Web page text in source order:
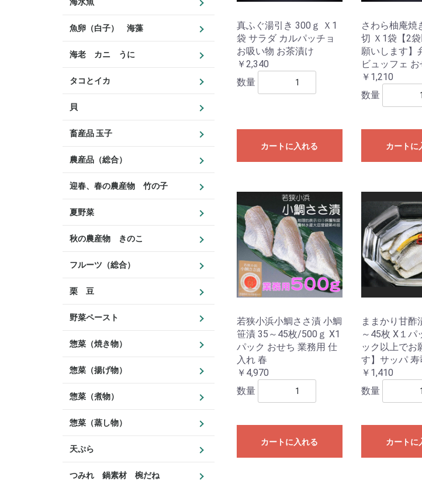
魚卵（白子） 海藻
海老 カニ うに
タコとイカ
貝
畜産品 玉子
農産品（総合）
迎春、春の農産物 竹の子
夏野菜
秋の農産物 きのこ
フルーツ（総合）
栗 豆
野菜ペースト
惣菜（焼き物）
惣菜（揚げ物）
惣菜（煮物）
惣菜（蒸し物）
天ぷら
つみれ 鍋素材 椀だね
真ふぐ湯引き 300ｇ Ｘ1
袋 サラダ カルパッチョ
お吸い物 お茶漬け
￥2,340
数量
カートに入れる
さわら柚庵焼
切 Ｘ1袋【2
願いします】
ビュッフェ お
￥1,210
数量
カートに
若狭小浜小鯛ささ漬 小鯛
笹漬 35～45枚/500ｇ X1
パック おせち 業務用 仕
入れ 春
￥4,970
数量
カートに入れる
ままかり甘酢
～45枚 X１パ
ック以上でお
す】サッパ 寿
￥1,410
数量
カートに